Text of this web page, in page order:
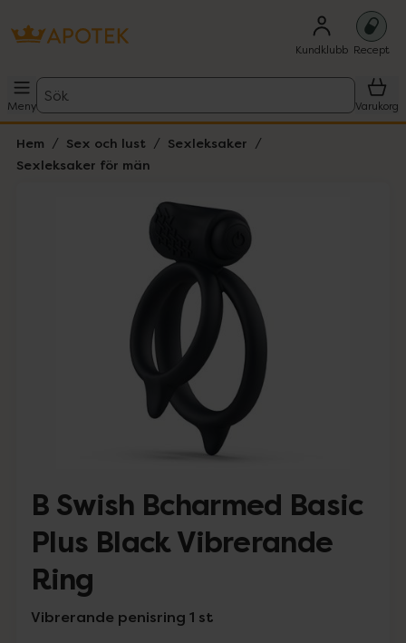
Kundklubb Recept
Meny
Sök
Varukorg
Hem Sex och lust
Sexleksaker
Sexleksaker för män
Lista: . Innehåller 4 objekt.
B Swish Bcharmed Basic
Plus Black Vibrerande
Ring
Vibrerande penisring 1 st